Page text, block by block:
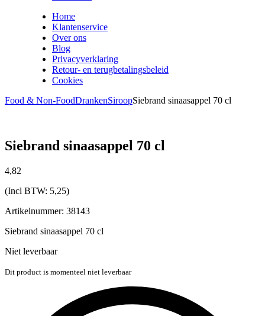
Home
Klantenservice
Over ons
Blog
Privacyverklaring
Retour- en terugbetalingsbeleid
Cookies
Food & Non-FoodDrankenSiroopSiebrand sinaasappel 70 cl
Siebrand sinaasappel 70 cl
4,82
(Incl BTW: 5,25)
Artikelnummer: 38143
Siebrand sinaasappel 70 cl
Niet leverbaar
Dit product is momenteel niet leverbaar